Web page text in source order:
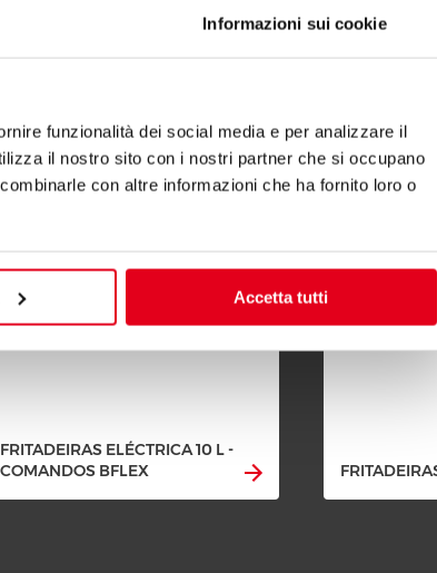
Informazioni sui cookie
funzionalità dei social media e per analizzare il
il nostro sito con i nostri partner che si occupano
con altre informazioni che ha fornito loro o
Accetta tutti
FRITADEIRAS ELÉCTRICA 10 L -
COMANDOS BFLEX